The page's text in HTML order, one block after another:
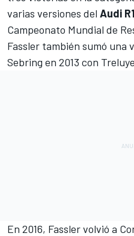
varias versiones del Audi
Campeonato Mundial de
Fassler también sumó una
Sebring en 2013 con
En 2016, Fassler volvió a